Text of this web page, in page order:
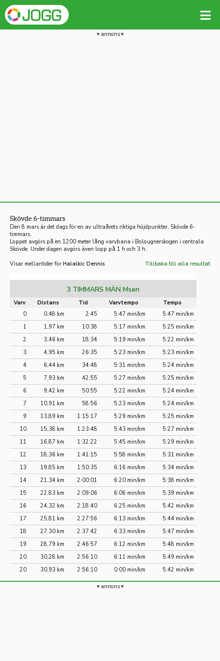
annons
Skövde 6-timmars
Den 8 mars är det dags för en av ultraårets riktiga höjdpunkter, Skövde 6-
timmars.
Loppet avgörs på en 1200 meter lång varvbana i Bolougnerskogen i centrala
Skövde. Under dagen avgörs även lopp på 1 h och 3 h.
Visar mellantider för Halalkic Dennis Tillbaka till alla resultat
3 TIMMARS MÄN Msen
Varv Distans Tid Varvtempo
Tempo
0
0,48 km 2:45 5:47 min/km
5:47 min/km
1
1,97 km 10:38 5:17 min/km
5:25 min/km
2
3,46 km 18:34 5:19 min/km
5:22 min/km
3
4,95 km 26:35 5:23 min/km
5:23 min/km
4
6,44 km 34:48 5:31 min/km
5:24 min/km
5
7,93 km 42:55 5:27 min/km
5:25 min/km
6
9,42 km 50:55 5:22 min/km
5:24 min/km
7
10,91 km 58:56 5:23 min/km
5:24 min/km
9
13,89 km 1:15:17 5:29 min/km
5:25 min/km
10
15,38 km 1:23:48 5:43 min/km
5:27 min/km
11
16,87 km 1:32:22 5:45 min/km
5:29 min/km
12
18,36 km 1:41:15 5:58 min/km
5:31 min/km
13
19,85 km 1:50:35 6:16 min/km
5:34 min/km
14
21,34 km 2:00:01 6:20 min/km
5:38 min/km
15
22,83 km 2:09:06 6:06 min/km
5:39 min/km
16
24,32 km 2:18:40 6:25 min/km
5:42 min/km
17
25,81 km 2:27:56 6:13 min/km
5:44 min/km
18
27,30 km 2:37:42 6:33 min/km
5:47 min/km
19
28,79 km 2:46:57 6:12 min/km
5:48 min/km
20
30,28 km 2:56:10 6:11 min/km
5:49 min/km
20
30,93 km 2:56:10 0:00 min/km 5:42 min/km
annons